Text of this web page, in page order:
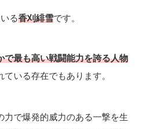
る香刈緋雪です。
で最も高い戦闘能力を誇る人物
いる存在でもあります。
力で爆発的威力のある一撃を生